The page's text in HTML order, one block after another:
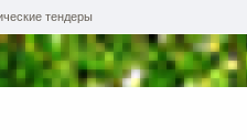
тендеры